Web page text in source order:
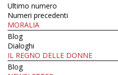
Ultimo numero
Numeri precedenti
MORALIA
Blog
Dialoghi
IL REGNO DELLE DONNE
Blog